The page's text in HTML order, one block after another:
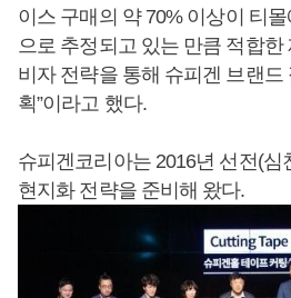
이스 구매의 약 70% 이상이 티
으로 추정되고 있는 만큼 적합
비자 전략을 통해 슈피겐 브랜드
획”이라고 했다.
슈피겐코리아는 2016년 선전(심
현지화 전략을 준비해 왔다.